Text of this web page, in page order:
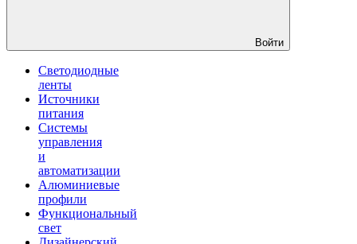
Войти
Светодиодные
ленты
Источники
питания
Системы
управления
и
автоматизации
Алюминиевые
профили
Функциональный
свет